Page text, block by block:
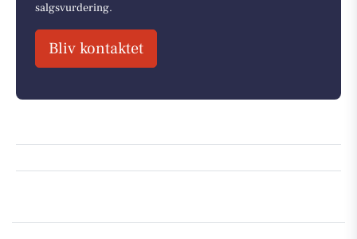
salgsvurdering.
Bliv kontaktet